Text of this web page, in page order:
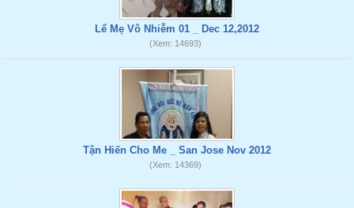
Lể Mẹ Vô Nhiễm 01 _ Dec 12,2012
(Xem: 14693)
Tận Hiến Cho Me _ San Jose Nov 2012
(Xem: 14369)